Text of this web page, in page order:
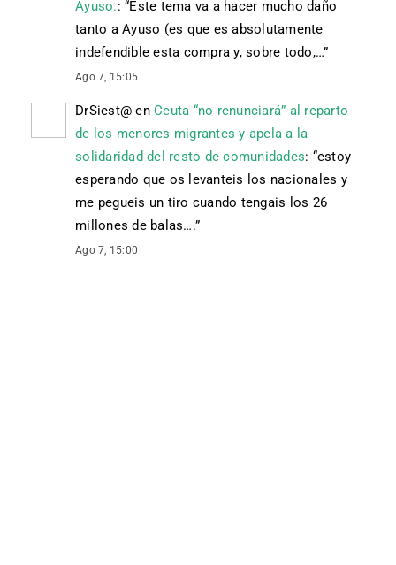
Ayuso.: “Este tema va a hacer mucho daño
tanto a Ayuso (es que es absolutamente
indefendible esta compra y, sobre todo,…”
Ago 7, 15:05
DrSiest@ en Ceuta “no renunciará” al reparto
de los menores migrantes y apela a la
solidaridad del resto de comunidades: “estoy
esperando que os levanteis los nacionales y
me pegueis un tiro cuando tengais los 26
millones de balas….”
Ago 7, 15:00